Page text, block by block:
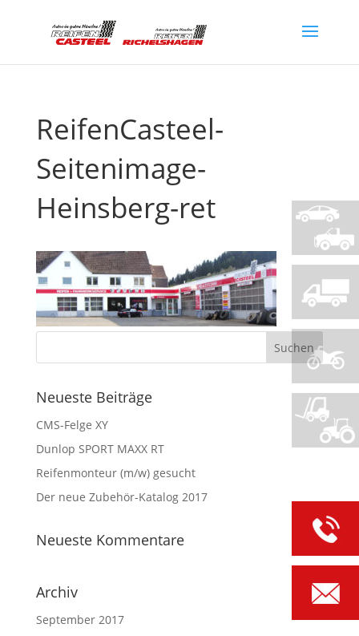
ReifenCasteel-
Seitenimage-
Heinsberg-ret
Neueste Beiträge
CMS-Felge XY
Dunlop SPORT MAXX RT
Reifenmonteur (m/w) gesucht
Der neue Zubehör-Katalog 2017
Neueste Kommentare
Archiv
September 2017